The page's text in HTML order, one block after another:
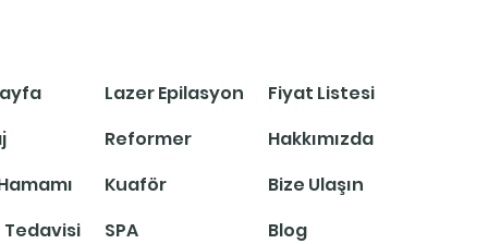
Tedavisi
Lazer Epilasyon
Reformer
Kuaför
SPA
Fiyat Listesi
Hakkımızda
Bize Ulaşın
Blog